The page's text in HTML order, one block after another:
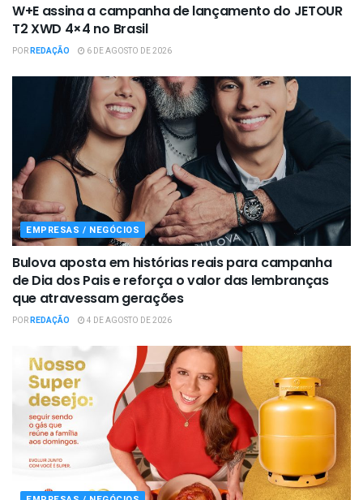
W+E assina a campanha de lançamento do JETOUR
T2 XWD 4×4 no Brasil
PORREDAÇÃO 6 DE AGOSTO DE 2026
EMPRESAS / NEGÓCIOS
Bulova aposta em histórias reais para campanha
de Dia dos Pais e reforça o valor das lembranças
que atravessam gerações
PORREDAÇÃO 4 DE AGOSTO DE 2026